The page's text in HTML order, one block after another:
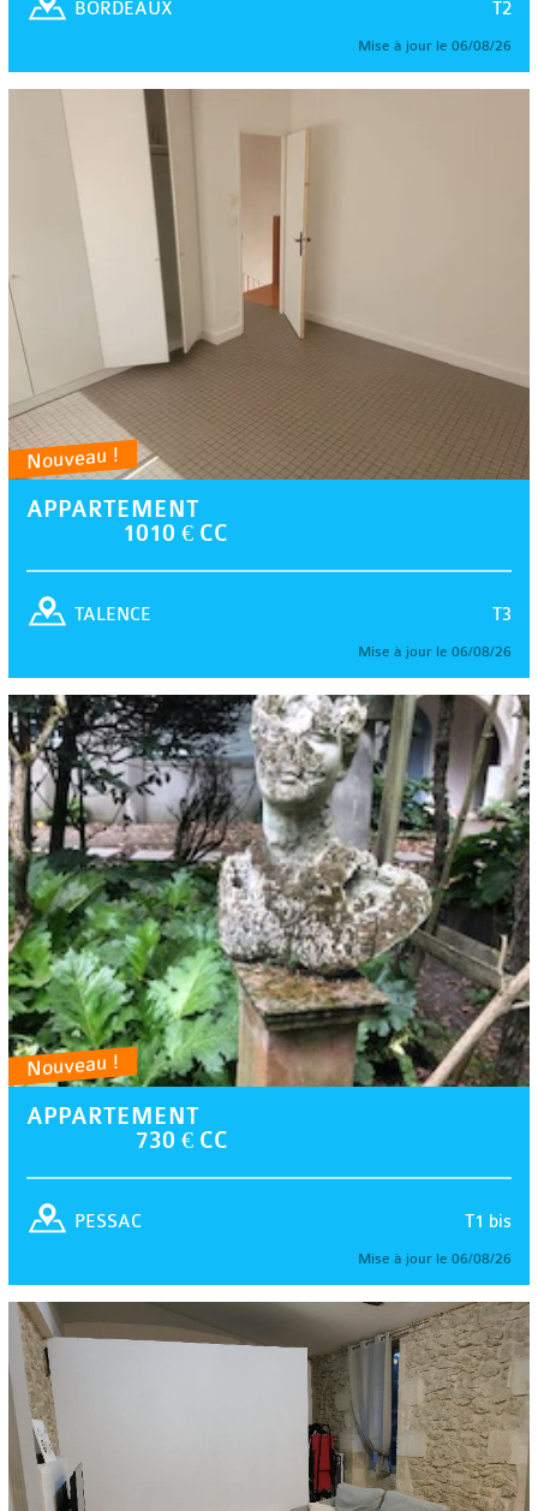
T2
BORDEAUX
Mise à jour le 06/08/26
Nouveau !
APPARTEMENT
1010 € CC
T3
TALENCE
Mise à jour le 06/08/26
Nouveau !
APPARTEMENT
730 € CC
T1 bis
PESSAC
Mise à jour le 06/08/26